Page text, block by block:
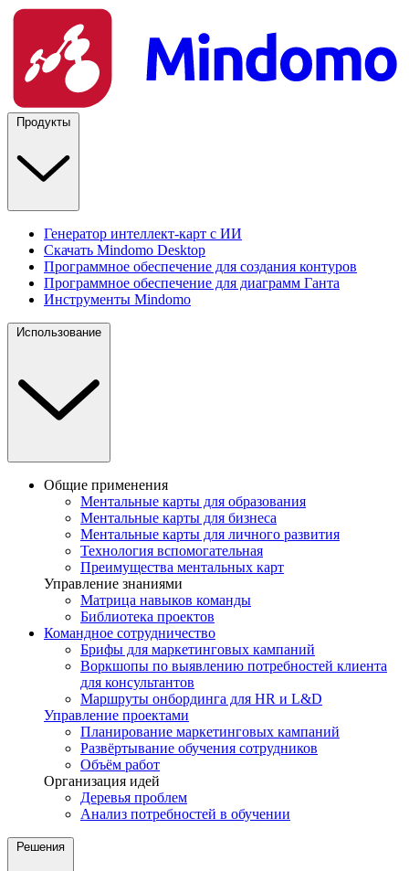
Продукты
Генератор интеллект-карт с ИИ
Скачать Mindomo Desktop
Программное обеспечение для создания контуров
Программное обеспечение для диаграмм Ганта
Инструменты Mindomo
Использование
Общие применения
Ментальные карты для образования
Ментальные карты для бизнеса
Ментальные карты для личного развития
Технология вспомогательная
Преимущества ментальных карт
Управление знаниями
Матрица навыков команды
Библиотека проектов
Командное сотрудничество
Брифы для маркетинговых кампаний
Воркшопы по выявлению потребностей клиента
для консультантов
Маршруты онбординга для HR и L&D
Управление проектами
Планирование маркетинговых кампаний
Развёртывание обучения сотрудников
Объём работ
Организация идей
Деревья проблем
Анализ потребностей в обучении
Решения